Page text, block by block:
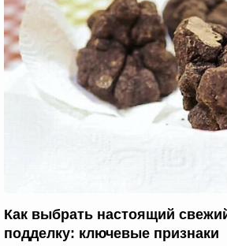
Как выбрать настоящий
подделку: ключевые признаки